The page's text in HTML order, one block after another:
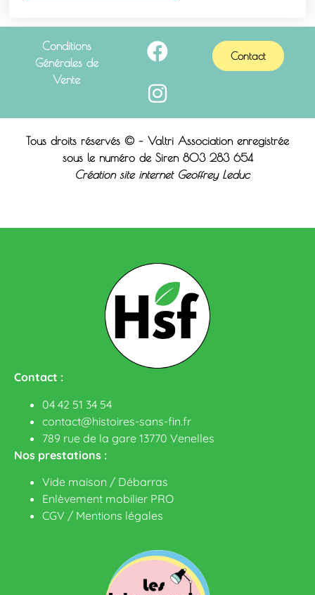
Conditions
Générales de
Vente
Contact
Tous droits réservés © – Valtri Association enregistrée
sous le numéro de Siren 803 283 654
Création site internet Geoffrey Leduc
Contact :
04 42 51 34 54
contact@histoires-sans-fin.fr
789 rue de la gare 13770 Venelles
Nos prestations :
Vide maison / Débarras
Enlèvement mobilier PRO
CGV / Mentions légales